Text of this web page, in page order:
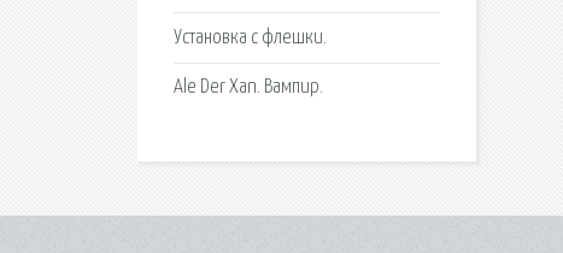
Установка с флешки.
Аlе Dеr Xаn. Вампир.